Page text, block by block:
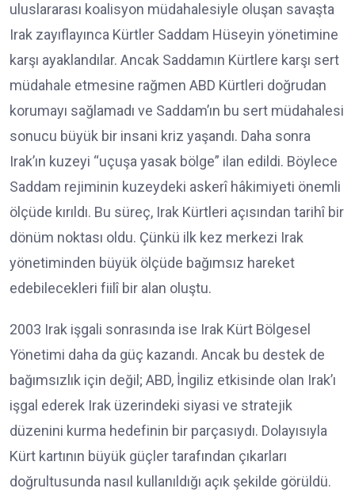
uluslararası koalisyon müdahalesiyle oluşan savaşta
Irak zayıflayınca Kürtler Saddam Hüseyin yönetimine
karşı ayaklandılar. Ancak Saddamın Kürtlere karşı sert
müdahale etmesine rağmen ABD Kürtleri doğrudan
korumayı sağlamadı ve Saddam’ın bu sert müdahalesi
sonucu büyük bir insani kriz yaşandı. Daha sonra
Irak’ın kuzeyi “uçuşa yasak bölge” ilan edildi. Böylece
Saddam rejiminin kuzeydeki askerî hâkimiyeti önemli
ölçüde kırıldı. Bu süreç, Irak Kürtleri açısından tarihî bir
dönüm noktası oldu. Çünkü ilk kez merkezi Irak
yönetiminden büyük ölçüde bağımsız hareket
edebilecekleri fiilî bir alan oluştu.
2003 Irak işgali sonrasında ise Irak Kürt Bölgesel
Yönetimi daha da güç kazandı. Ancak bu destek de
bağımsızlık için değil; ABD, İngiliz etkisinde olan Irak’ı
işgal ederek Irak üzerindeki siyasi ve stratejik
düzenini kurma hedefinin bir parçasıydı. Dolayısıyla
Kürt kartının büyük güçler tarafından çıkarları
doğrultusunda nasıl kullanıldığı açık şekilde görüldü.